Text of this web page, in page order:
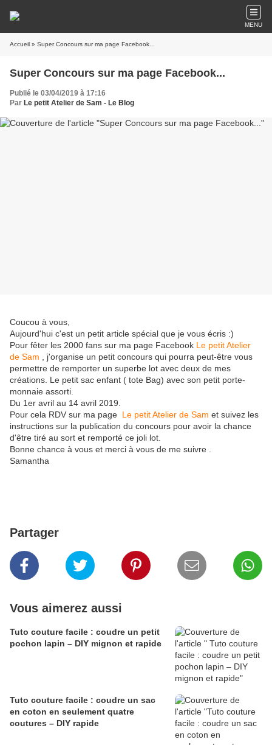
MENU
Accueil » Super Concours sur ma page Facebook...
Super Concours sur ma page Facebook...
Publié le 03/04/2019 à 17:16
Par Le petit Atelier de Sam - Le Blog
Coucou à vous,
Aujourd'hui c'est un petit article spécial que je vous écris :)
Pour fêter les 2000 fans sur ma page Facebook Le petit Atelier
de Sam , j'organise un petit concours qui pourra peut-être vous
permettre de remporter un superbe lot avec deux de mes
créations. Le petit sac enfant ( tote Bag) avec son petit porte-
monnaie assorti.
Du 1er avril au 14 avril 2019.
Pour cela RDV sur ma page Le petit Atelier de Sam et suivez les
instructions sur la publication du concours pour avoir la chance
d'être tiré au sort et remporté ce joli lot.
Bonne chance à vous et merci à vous de me suivre .
Samantha
Partager
Vous aimerez aussi
Tuto couture facile : coudre un petit
pochon lapin – DIY mignon et rapide
Tuto couture facile : coudre un sac
en coton en seulement quatre
coutures – DIY rapide